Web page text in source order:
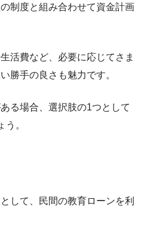
制度と組み合わせて資金計画
活費など、必要に応じてさま
勝手の良さも魅力です。
る場合、選択肢の1つとして
。
して、民間の教育ローンを利